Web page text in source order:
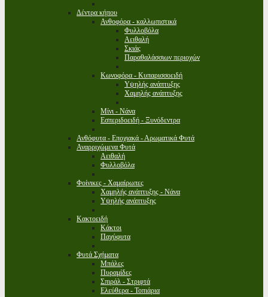
Δέντρα κήπου
Ανθοφόρα - καλλωπιστικά
Φυλλοβόλα
Αειθαλή
Σκιάς
Παραθαλάσσιων περιοχών
Κωνοφόρα - Κυπαρισσοειδή
Υψηλής ανάπτυξης
Χαμηλής ανάπτυξης
Μίνι - Νάνα
Εσπεριδοειδή - Ξυνόδεντρα
Ανθόφυτα - Εποχιακά - Αρωματικά Φυτά
Αναρριχώμενα Φυτά
Αειθαλή
Φυλλοβόλα
Φοίνικες - Χαμαίρωπες
Χαμηλής ανάπτυξης - Νάνα
Υψηλής ανάπτυξης
Κακτοειδή
Κάκτοι
Παχύφυτα
Φυτά Σχήματα
Μπάλες
Πυραμίδες
Σπιράλ - Στριφτά
Ελεύθερα - Τοπιάρια